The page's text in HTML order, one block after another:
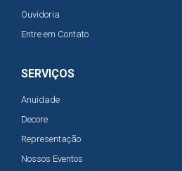
Ouvidoria
Entre em Contato
SERVIÇOS
Anuidade
Decore
Representação
Nossos Eventos